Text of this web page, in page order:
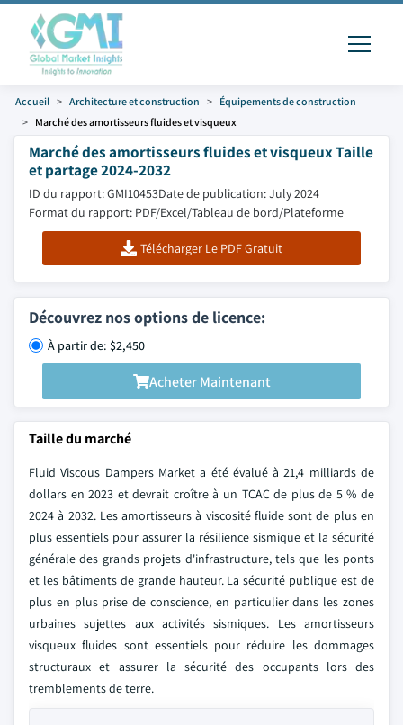
Accueil Architecture et construction
Équipements de construction
Marché des amortisseurs fluides et visqueux
Marché des amortisseurs fluides et visqueux Taille
et partage 2024-2032
ID du rapport: GMI10453Date de publication: July 2024
Format du rapport: PDF/Excel/Tableau de bord/Plateforme
Télécharger Le PDF Gratuit
Découvrez nos options de licence:
À partir de: $2,450
Acheter Maintenant
Taille du marché
Fluid Viscous Dampers Market a été évalué à 21,4 milliards de
dollars en 2023 et devrait croître à un TCAC de plus de 5 % de
2024 à 2032. Les amortisseurs à viscosité fluide sont de plus en
plus essentiels pour assurer la résilience sismique et la sécurité
générale des grands projets d'infrastructure, tels que les ponts
et les bâtiments de grande hauteur. La sécurité publique est de
plus en plus prise de conscience, en particulier dans les zones
urbaines sujettes aux activités sismiques. Les amortisseurs
visqueux fluides sont essentiels pour réduire les dommages
structuraux et assurer la sécurité des occupants lors des
tremblements de terre.